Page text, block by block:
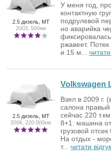
2.5 дизель, MT
2003, 500км
У меня год,
контактную
подрулевой
но аварийка
ржавеет.
и 15 м... читати
2.5 дизель, MT
2006, 220.000км
Volkswagen
Взял в 2009 г.
салона правый
сейчас 220
8+1. машина
грузовой
На отдых -
т... читати відгук